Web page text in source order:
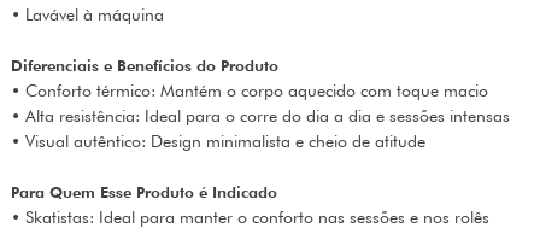
• Lavável à máquina
Diferenciais e Benefícios do Produto
• Conforto térmico: Mantém o corpo aquecido com toque macio
• Alta resistência: Ideal para o corre do dia a dia e sessões intensas
• Visual autêntico: Design minimalista e cheio de atitude
Para Quem Esse Produto é Indicado
• Skatistas: Ideal para manter o conforto nas sessões e nos rolês